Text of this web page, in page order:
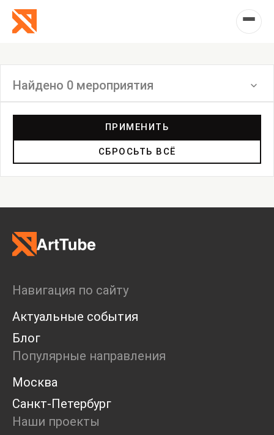
Найдено 0 мероприятия
Дискуссия
Пост-релиз
Пресс-конференция
Ярмарка
Open call
Экскурсия
Дискуссия
Cosmoscow 2024
Blazar 2024
Встречи
Круглый стол
ПРИМЕНИТЬ
СБРОСЬТЬ ВСЁ
Навигация по сайту
Актуальные события
Блог
Популярные направления
Москва
Санкт-Петербург
Наши проекты